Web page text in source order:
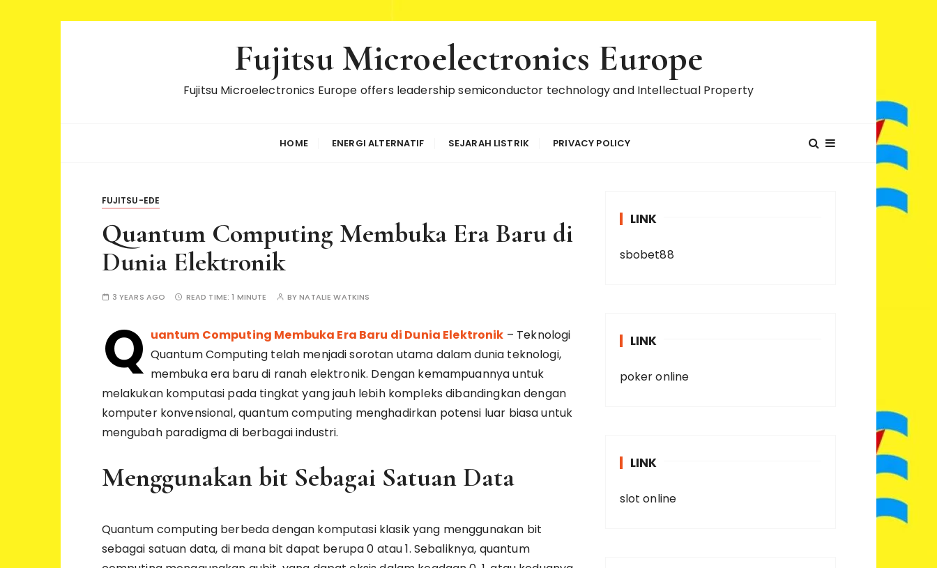
Fujitsu Microelectronics Europe
Fujitsu Microelectronics Europe offers leadership semiconductor technology and Intellectual Property
HOME ENERGI ALTERNATIF SEJARAH LISTRIK PRIVACY POLICY
FUJITSU-EDE
Quantum Computing Membuka Era Baru di
Dunia Elektronik
3 YEARS AGO READ TIME:1 MINUTE BYNATALIE WATKINS
Q uantum Computing Membuka Era Baru di Dunia Elektronik – Teknologi
Quantum Computing telah menjadi sorotan utama dalam dunia teknologi,
membuka era baru di ranah elektronik. Dengan kemampuannya untuk
melakukan komputasi pada tingkat yang jauh lebih kompleks dibandingkan dengan
komputer konvensional, quantum computing menghadirkan potensi luar biasa untuk
mengubah paradigma di berbagai industri.
Menggunakan bit Sebagai Satuan Data
Quantum computing berbeda dengan komputasi klasik yang menggunakan bit
sebagai satuan data, di mana bit dapat berupa 0 atau 1. Sebaliknya, quantum
LINK
sbobet88
LINK
poker online
LINK
slot online